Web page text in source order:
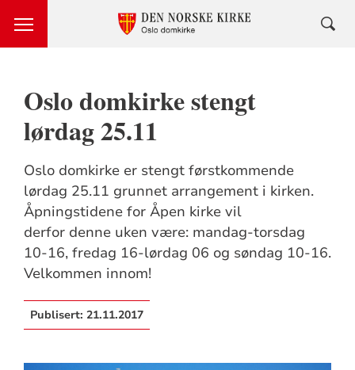
Oslo domkirke stengt
lørdag 25.11
Oslo domkirke er stengt førstkommende
lørdag 25.11 grunnet arrangement i kirken.
Åpningstidene for Åpen kirke vil
derfor denne uken være: mandag-torsdag
10-16, fredag 16-lørdag 06 og søndag 10-16.
Velkommen innom!
Publisert: 21.11.2017